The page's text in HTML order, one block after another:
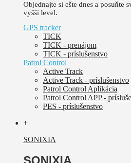
Objednajte si ešte dnes a posuňte
vyšší level.
GPS tracker
TICK
TICK - prenájom
TICK - príslušenstvo
Patrol Control
Active Track
Active Track - príslušenstvo
Patrol Control Aplikácia
Patrol Control APP -
PES - príslušenstvo
+
SONIXIA
SONIXIA